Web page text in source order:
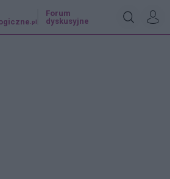
.pl
Forum
dyskusyjne